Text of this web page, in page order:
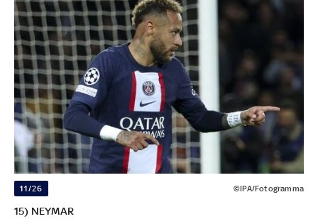
11/26 ©IPA/Fotogramma
15) NEYMAR